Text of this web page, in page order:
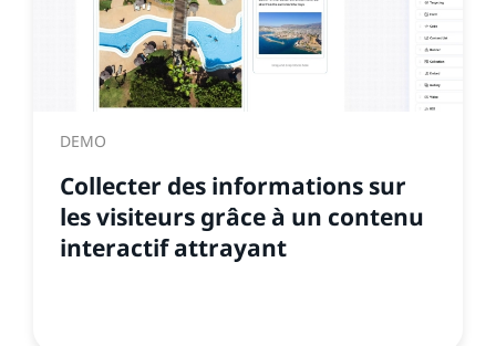
DEMO
Collecter des informations sur
les visiteurs grâce à un contenu
interactif attrayant